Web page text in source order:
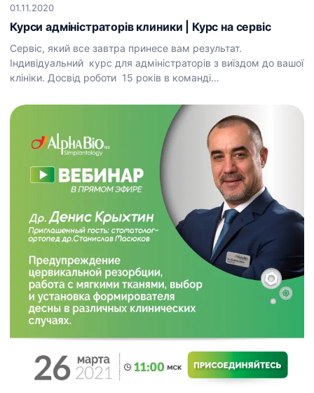
01.11.2020
Курси адміністраторів клиники | Курс на сервіс
Сервіс, який все завтра принесе вам результат.
Індивідуальний курс для адміністраторів з виїздом до вашої
клініки. Досвід роботи 15 років в команді…